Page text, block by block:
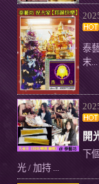
泰
末...
開
下
光 / 加持 ...